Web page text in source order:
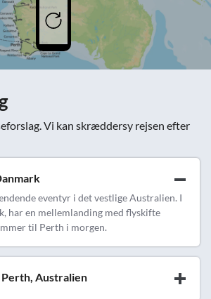
Vi kan skræddersy rejsen efter
eventyr i det vestlige Australien. I
har en mellemlanding med flyskifte
til Perth i morgen.
Perth, Australien